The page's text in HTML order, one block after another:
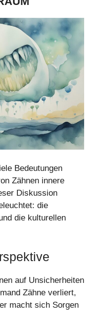
Bedeutungen
Zähnen innere
Diskussion
die
die kulturellen
auf Unsicherheiten
Zähne verliert,
macht sich Sorgen